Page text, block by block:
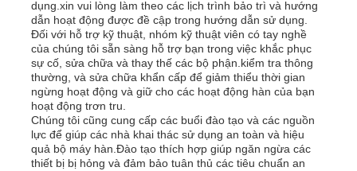
dụng.xin vui lòng làm theo các lịch trình bảo trì và hướng
dẫn hoạt động được đề cập trong hướng dẫn sử dụng.
Đối với hỗ trợ kỹ thuật, nhóm kỹ thuật viên có tay nghề
của chúng tôi sẵn sàng hỗ trợ bạn trong việc khắc phục
sự cố, sửa chữa và thay thế các bộ phận.kiểm tra thông
thường, và sửa chữa khẩn cấp để giảm thiểu thời gian
ngừng hoạt động và giữ cho các hoạt động hàn của bạn
hoạt động trơn tru.
Chúng tôi cũng cung cấp các buổi đào tạo và các nguồn
lực để giúp các nhà khai thác sử dụng an toàn và hiệu
quả bộ máy hàn.Đào tạo thích hợp giúp ngăn ngừa các
thiết bị bị hỏng và đảm bảo tuân thủ các tiêu chuẩn an